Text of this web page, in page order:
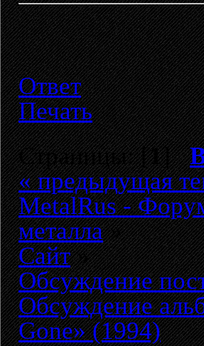
Ответ
Печать
Страницы: [1]
« предыдущая
MetalRus -
металла»
Сайт»
Обсуждение
Обсуждение
Gone» (1994)